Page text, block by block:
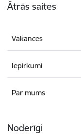
Ātrās saites
Vakances
Iepirkumi
Par mums
Noderīgi